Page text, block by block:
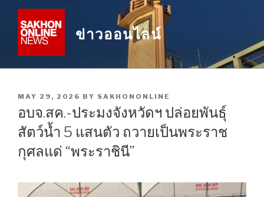
content
ข่าวออนไลน์
POSTED
MAY 29, 2026 BY SAKHONONLINE
อบจ.สค.-ประมงจังหวัดฯ ปล่อยพันธุ์
สัตว์น้ำ 5 แสนตัว ถวายเป็นพระราช
กุศลแด่ “พระราชินี”